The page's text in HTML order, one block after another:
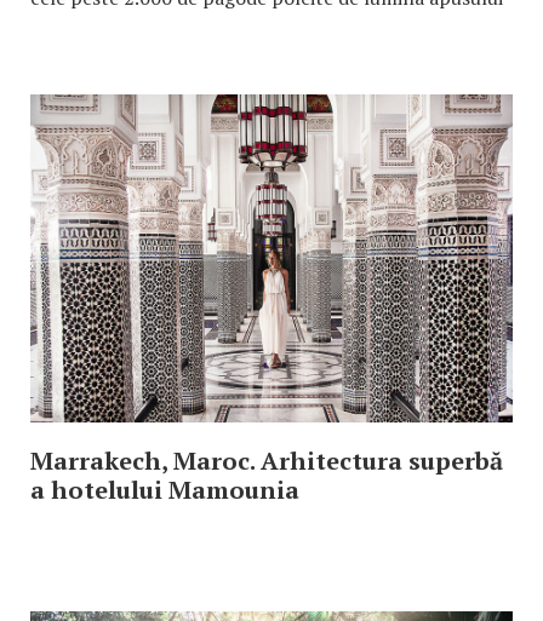
Marrakech, Maroc. Arhitectura superbă
a hotelului Mamounia